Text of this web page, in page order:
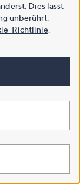
Dies lässt
unberührt.
Richtlinie